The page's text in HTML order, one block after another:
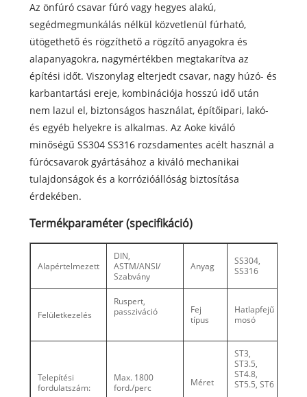
Az önfúró csavar fúró vagy hegyes alakú,
segédmegmunkálás nélkül közvetlenül fúrható,
ütögethető és rögzíthető a rögzítő anyagokra és
alapanyagokra, nagymértékben megtakarítva az
építési időt. Viszonylag elterjedt csavar, nagy húzó- és
karbantartási ereje, kombinációja hosszú idő után
nem lazul el, biztonságos használat, építőipari, lakó-
és egyéb helyekre is alkalmas. Az Aoke kiváló
minőségű SS304 SS316 rozsdamentes acélt használ a
fúrócsavarok gyártásához a kiváló mechanikai
tulajdonságok és a korrózióállóság biztosítása
érdekében.
Termékparaméter (specifikáció)
Alapértelmezett
DIN,
ASTM/ANSI/
Szabvány
Anyag
SS304,
SS316
Felületkezelés
Ruspert,
passziváció
Fej
típus
Hatlapfejű
mosó
Telepítési
fordulatszám:
Max. 1800
ford./perc
Méret
ST3,
ST3.5,
ST4.8,
ST5.5, ST6